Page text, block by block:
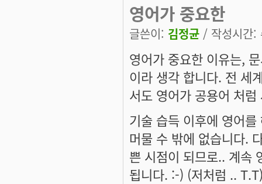
영어가 중요한
글쓴이: 김정균 / 작성시간
영어가 중요한 이유는,
이라 생각 합니다. 전 세
서도 영어가 공용어 처
기술 습득 이후에 영어
머물 수 밖에 없습니다.
쁜 시점이 되므로.. 계속
됩니다. :-) (저처럼 ..